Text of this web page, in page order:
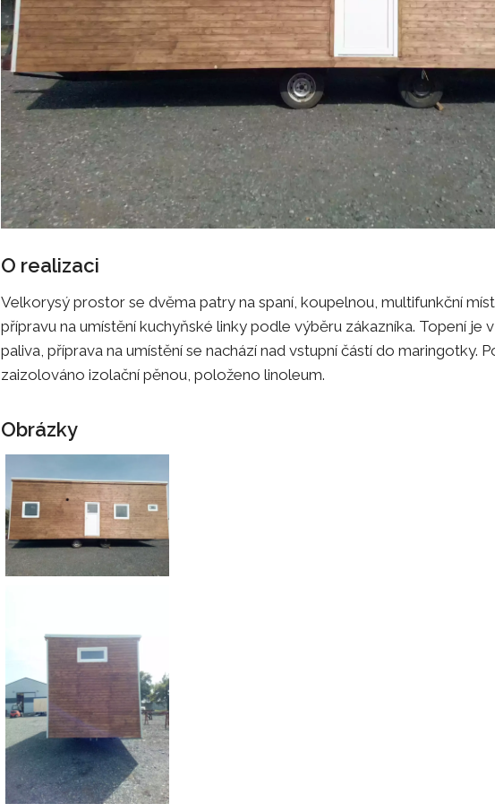
O realizaci
Velkorysý prostor se dvěma patry na spaní, koupelnou, multifunkční
přípravu na umístění kuchyňské linky podle výběru zákazníka. Topení je
paliva, příprava na umístění se nachází nad vstupní částí do maringotky.
zaizolováno izolační pěnou, položeno linoleum.
Obrázky